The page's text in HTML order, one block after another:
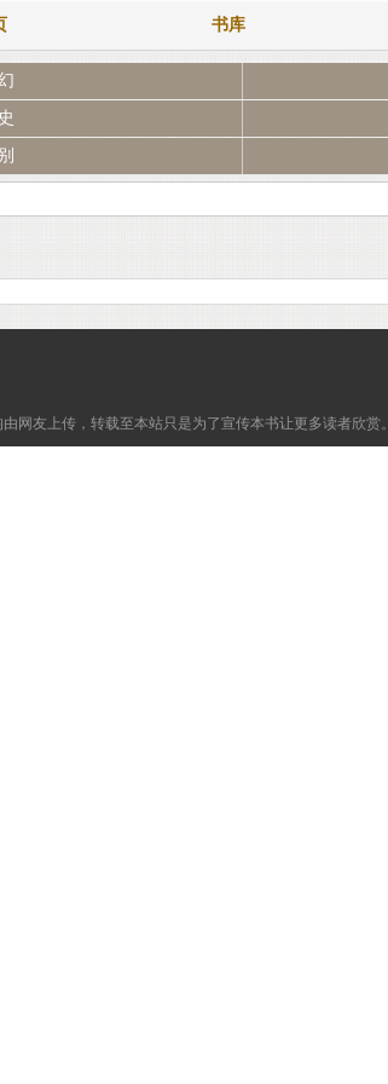
书库
网友上传，转载至本站只是为了宣传本书让更多读者欣赏。